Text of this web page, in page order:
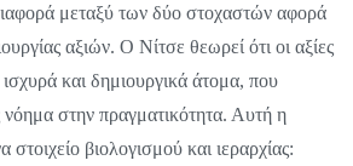
μεταξύ των δύο στοχαστών αφορά
αξιών. Ο Νίτσε θεωρεί ότι οι αξίες
και δημιουργικά άτομα, που
νόημα στην πραγματικότητα. Αυτή η
βιολογισμού και ιεραρχίας: